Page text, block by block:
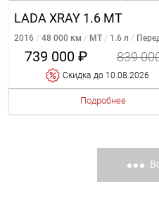
LADA XRAY 1.6 MT
2016 48 000 км MT 1.6 л
739 000 ₽ 839
Cкидка до 10.08.2026
Подробнее